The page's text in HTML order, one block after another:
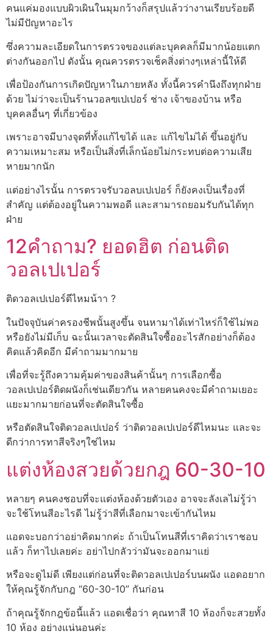
คนแค่มองแบบผิวเผินในมุมกว้างก็สรุปแล้วว่างานเรียบร้อยดี
ไม่มีปัญหาอะไร
ซึ่งความละเอียดในการตรวจของแต่ละบุคคลก็มีมากน้อยแตก
ต่างกันออกไป ดังนั้น คุณควรตรวจเช็คสิ่งต่างๆเหล่านี้ให้ดี
เพื่อป้องกันการเกิดปัญหาในภายหลัง ทั้งนี้ควรคำนึงถึงทุกฝ่าย
ด้วย ไม่ว่าจะเป็นร้านวอลฃเปเปอร์ ช่าง เจ้าของบ้าน หรือ
บุคคลอื่นๆ ที่เกี่ยวข้อง
เพราะอาจมีบางจุดที่ทั้งแก้ไขได้ และ แก้ไขไม่ได้ ขึ้นอยู่กับ
ความเหมาะสม หรือเป็นสิ่งที่เล็กน้อยไม่กระทบต่อความเสีย
หายมากนัก
แต่อย่างไรนั้น การตรวจรับวอลบเปเปอร์ ก็ยังคงเป็นเรื่องที่
สำคัญ แต่ต้องอยู่ในความพอดี และสามารถยอมรับกันได้ทุก
ฝ่าย
12คำถาม? ยอดฮิต ก่อนติด
วอลเปเปอร์
ติดวอลเปเปอร์ดีไหมน้าา ?
ในปัจจุบันค่าครองชีพนั้นสูงขึ้น จนหามาได้เท่าไหร่ก็ใช้ไม่พอ
หรือยังไม่มีเก็บ ฉะนั้นเวลาจะตัดสินใจซื้ออะไรสักอย่างก็ต้อง
คิดแล้วคิดอีก มีคำถามมากมาย
เพื่อที่จะรู้ถึงความคุ้มค่าของสินค้านั้นๆ การเลือกซื้อ
วอลเปเปอร์ติดผนังก็เช่นเดียวกัน หลายคนคงจะมีคำถามเยอะ
แยะมากมายก่อนที่จะตัดสินใจซื้อ
หรือตัดสินใจติดวอลเปเปอร์ ว่าติดวอลเปเปอร์ดีไหมนะ และจะ
ดีกว่าการทาสีจริงๆใช่ไหม
แต่งห้องสวยด้วยกฎ 60-30-10
หลายๆ คนคงชอบที่จะแต่งห้องด้วยตัวเอง อาจจะลังเลไม่รู้ว่า
จะใช้โทนสีอะไรดี ไม่รู้ว่าสีที่เลือกมาจะเข้ากันไหม
แอดจะบอกว่าอย่าคิดมากค่ะ ถ้าเป็นโทนสีที่เราคิดว่าเราชอบ
แล้ว ก็ทาไปเลยค่ะ อย่าไปกลัวว่ามันจะออกมาแย่
หรือจะดูไม่ดี เพียงแต่ก่อนที่จะติดวอลเปเปอร์บนผนัง แอดอยาก
ให้คุณรู้จักกับกฎ “60-30-10” กันก่อน
ถ้าคุณรู้จักกฎข้อนี้แล้ว แอดเชื่อว่า คุณทาสี 10 ห้องก็จะสวยทั้ง
10 ห้อง อย่างแน่นอนค่ะ